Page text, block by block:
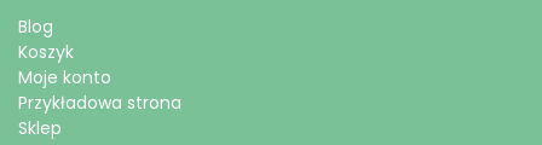
Blog
Koszyk
Moje konto
Przykładowa strona
Sklep